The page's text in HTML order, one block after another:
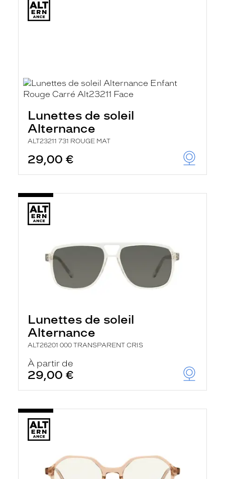
Lunettes de soleil
Alternance
ALT23211 731 ROUGE MAT
29,00 €
Lunettes de soleil
Alternance
ALT26201 000 TRANSPARENT CRIS
À partir de
29,00 €